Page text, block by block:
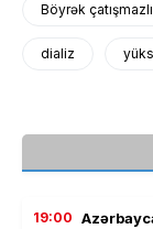
Böyrək
dializ
19:00